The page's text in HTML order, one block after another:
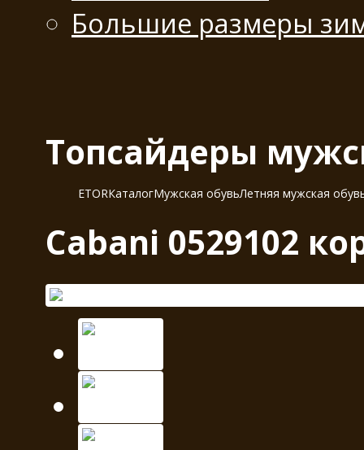
Большие размеры
Топсайдеры
ETORКаталогМужская обувьЛетняя мужская
Cabani 0529102